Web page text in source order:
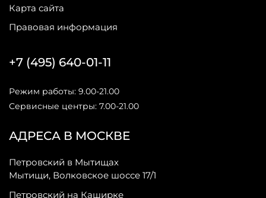
Карта сайта
Правовая информация
АДРЕСА В МОСКВЕ
Петровский в Мытищах
Мытищи, Волковское шоссе 17/1
Петровский на Каширке
+7 (495) 640-01-11
Режим работы: 9.00-21.00
Сервисные центры: 7.00-21.00